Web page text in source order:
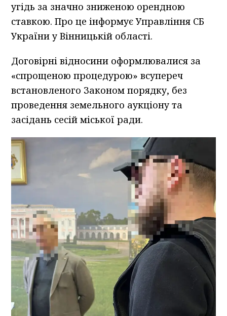
угідь за значно зниженою орендною
ставкою. Про це інформує Управління СБ
України у Вінницькій області.
Договірні відносини оформлювалися за
«спрощеною процедурою» всупереч
встановленого Законом порядку, без
проведення земельного аукціону та
засідань сесій міської ради.